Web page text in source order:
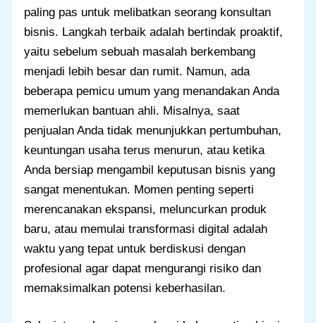
paling pas untuk melibatkan seorang konsultan
bisnis. Langkah terbaik adalah bertindak proaktif,
yaitu sebelum sebuah masalah berkembang
menjadi lebih besar dan rumit. Namun, ada
beberapa pemicu umum yang menandakan Anda
memerlukan bantuan ahli. Misalnya, saat
penjualan Anda tidak menunjukkan pertumbuhan,
keuntungan usaha terus menurun, atau ketika
Anda bersiap mengambil keputusan bisnis yang
sangat menentukan. Momen penting seperti
merencanakan ekspansi, meluncurkan produk
baru, atau memulai transformasi digital adalah
waktu yang tepat untuk berdiskusi dengan
profesional agar dapat mengurangi risiko dan
memaksimalkan potensi keberhasilan.